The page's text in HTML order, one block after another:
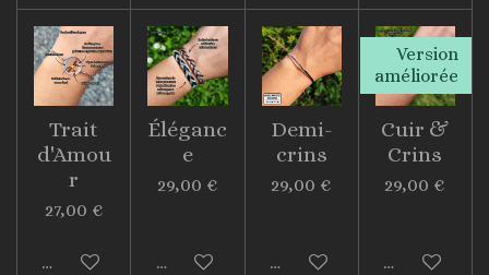
Trait
d'Amou
r
27,00 €
Voir les détails
Éléganc
e
29,00 €
Voir les détails
Demi-
crins
29,00 €
Voir les détails
Version
améliorée
Cuir &
Crins
29,00 €
Voir les